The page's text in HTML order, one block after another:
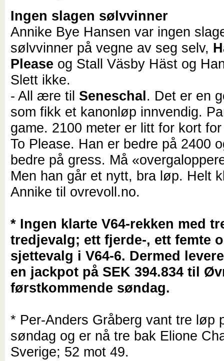
Ingen slagen sølvvinner
Annike Bye Hansen var ingen
sølvvinner på vegne av seg selv,
Please og Stall Väsby Häst og
Slett ikke.
- All ære til Seneschal. Det er en
som fikk et kanonløp innvendig.
game. 2100 meter er litt for kort
To Please. Han er bedre på 2400
bedre på gress. Må
Men han går et nytt, bra løp. Helt
Annike til ovrevoll.no.
* Ingen klarte V64-rekken med
tredjevalg; ett fjerde-, ett femte
sjettevalg i V64-6. Dermed
en jackpot på SEK 394.834 til
førstkommende søndag.
* Per-Anders Gråberg vant tre løp
søndag og er nå tre bak Elione
Sverige; 52 mot 49.